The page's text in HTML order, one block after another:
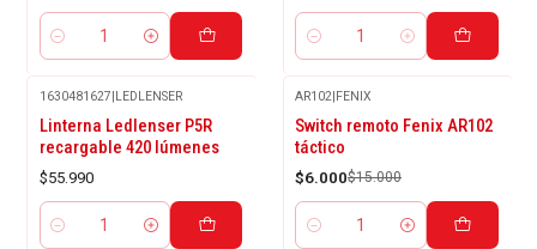
Cantidad Cantidad
1630481627|LEDLENSER
Linterna Ledlenser P5R
recargable 420 lúmenes
$55.990
Cantidad
-60%
OFF
AR102|FENIX
Switch remoto Fenix AR102
táctico
$6.000$15.000
Cantidad